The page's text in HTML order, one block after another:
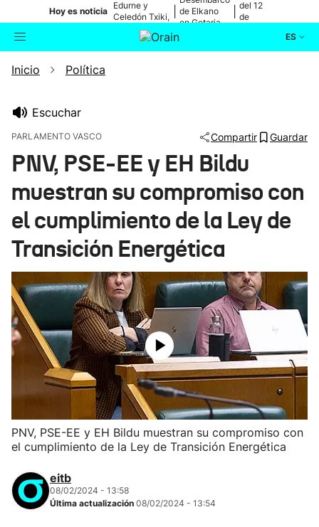
Hoy es noticia
Edurne y
Celedón Txiki,
en directo
de Elkano
en Getaria
del 12
de
ES
Buscador
Ikusmiran
Eguraldia
Inicio Política
Escuchar
PARLAMENTO VASCO Compartir Guardar
PNV, PSE-EE y EH Bildu
muestran su compromiso con
el cumplimiento de la Ley de
Transición Energética
PNV, PSE-EE y EH Bildu muestran su compromiso con
el cumplimiento de la Ley de Transición Energética
eitb
08/02/2024 - 13:58
Última actualización 08/02/2024 - 13:54